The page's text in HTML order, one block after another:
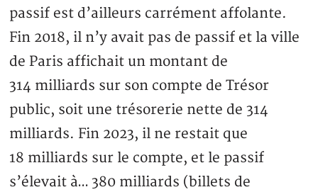
passif est d’ailleurs carrément affolante.
Fin 2018, il n’y avait pas de passif et la ville
de Paris affichait un montant de
314 milliards sur son compte de Trésor
public, soit une trésorerie nette de 314
milliards. Fin 2023, il ne restait que
18 milliards sur le compte, et le passif
s’élevait à… 380 milliards (billets de